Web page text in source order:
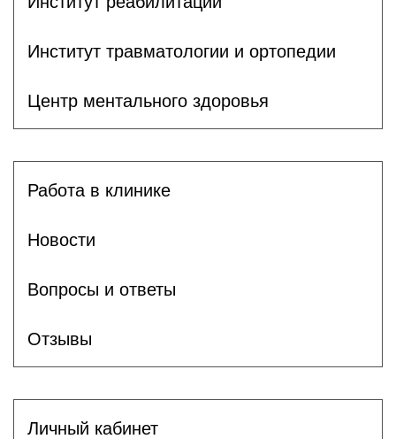
Институт травматологии и ортопедии
Центр ментального здоровья
Работа в клинике
Новости
Вопросы и ответы
Отзывы
Личный кабинет